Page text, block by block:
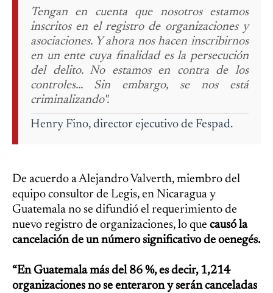
Tengan en cuenta que nosotros estamos
inscritos en el registro de organizaciones y
asociaciones. Y ahora nos hacen inscribirnos
en un ente cuya finalidad es la persecución
del delito. No estamos en contra de los
controles... Sin embargo, se nos está
criminalizando".
Henry Fino, director ejecutivo de Fespad.
De acuerdo a Alejandro Valverth, miembro del
equipo consultor de Legis, en Nicaragua y
Guatemala no se difundió el requerimiento de
nuevo registro de organizaciones, lo que causó la
cancelación de un número significativo de oenegés.
“En Guatemala más del 86 %, es decir, 1,214
organizaciones no se enteraron y serán canceladas